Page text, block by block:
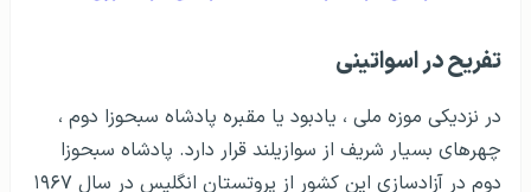
تفریح در اسواتینی
در نزدیکی موزه ملی ، یادبود یا مقبره پادشاه سبحوزا دوم ،
چهره­ای بسیار شریف از سوازیلند قرار دارد. پادشاه سبحوزا
دوم در آزادسازی این کشور از پروتستان انگلیس در سال ۱۹۶۷